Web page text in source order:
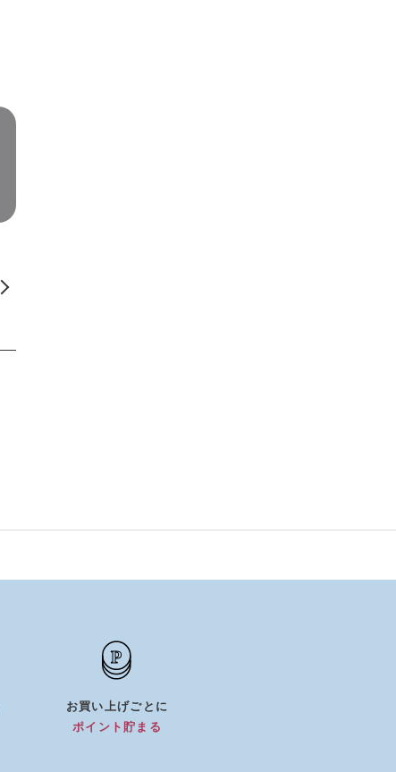
お買い上げごとに
ポイント貯まる